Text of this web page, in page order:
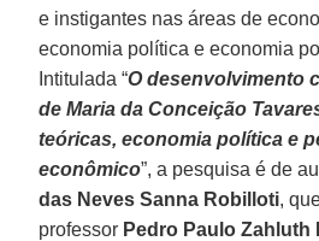
e instigantes nas áreas de
economia política e economia
Intitulada “O desenvolvimento
de Maria da Conceição
teóricas, economia política e
econômico”, a pesquisa é de
das Neves Sanna Robilloti,
professor Pedro Paulo Zahluth